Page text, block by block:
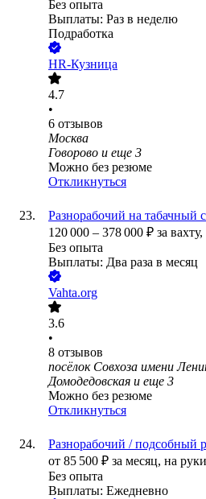
Без опыта
Выплаты: Раз в неделю
Подработка
HR-Кузница
4.7
•
6 отзывов
Москва
Говорово и еще 3
Можно без резюме
Откликнуться
Разнорабочий на табачный
120 000 – 378 000 ₽ за вахту,
Без опыта
Выплаты: Два раза в месяц
Vahta.org
3.6
•
8 отзывов
посёлок Совхоза имени
Домодедовская и еще 3
Можно без резюме
Откликнуться
Разнорабочий / подсобный
от 85 500 ₽ за месяц, на руки
Без опыта
Выплаты: Ежедневно